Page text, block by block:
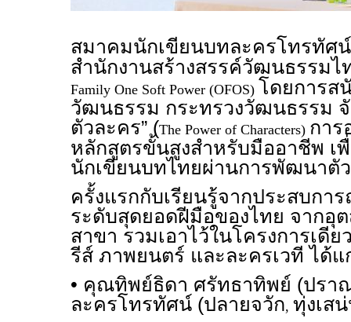
สมาคมนักเขียนบทละครโทรทัศ
สำนักงานสร้างสรรค์วัฒนธรรมไ
Family One Soft Power (OFOS) โดยการส
วัฒนธรรม กระทรวงวัฒนธรรม จั
ตัวละคร” (The Power of Characters) การ
หลักสูตรขั้นสูงสำหรับมืออาชีพ เ
นักเขียนบทไทยผ่านการพัฒนาตั
ครั้งแรกกับเรียนรู้จากประสบกา
ระดับสุดยอดฝีมือของไทย จากอุ
สาขา รวมเอาไว้ในโครงการเดี
รีส์ ภาพยนตร์ และละครเวที ได้แ
• คุณทิพย์ธิดา ศรัทธาทิพย์ (ปรา
ละครโทรทัศน์ (ปลายจวัก, ทุ่งเส